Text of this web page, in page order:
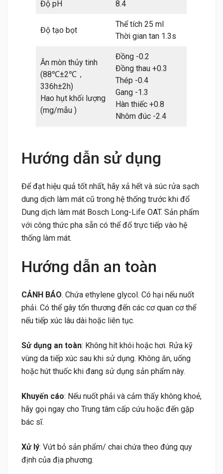
Độ pH 8.4
Độ tạo bọt
Thể tích 25 ml
Thời gian tan 1.3s
Ăn mòn thủy tinh
(88℃±2℃，
336h±2h)
Hao hụt khối lượng
(mg/mẫu )
Đồng -0.2
Đồng thau +0.3
Thép -0.4
Gang -1.3
Hàn thiếc +0.8
Nhôm đúc -2.4
Hướng dẫn sử dụng
Để đạt hiệu quả tốt nhất, hãy xả hết và súc rửa sạch
dung dịch làm mát cũ trong hệ thống trước khi đổ
Dung dịch làm mát Bosch Long-Life OAT. Sản phẩm
với công thức pha sẵn có thể đổ trực tiếp vào hệ
thống làm mát.
Hướng dẫn an toàn
CẢNH BÁO. Chứa ethylene glycol. Có hại nếu nuốt
phải. Có thể gây tổn thương đến các cơ quan cơ thể
nếu tiếp xúc lâu dài hoặc liên tục.
Sử dụng an toàn: Không hít khói hoặc hơi. Rửa kỹ
vùng da tiếp xúc sau khi sử dụng. Không ăn, uống
hoặc hút thuốc khi đang sử dụng sản phẩm này.
Khuyến cáo: Nếu nuốt phải và cảm thấy không khoẻ,
hãy gọi ngay cho Trung tâm cấp cứu hoặc đến gặp
bác sĩ.
Xử lý: Vứt bỏ sản phẩm/ chai chứa theo đúng quy
định của địa phương.